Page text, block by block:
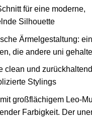
für eine moderne,
Silhouette
Ärmelgestaltung:
die andere uni
clean und
Stylings
großflächigem Leo-
Farbigkeit. Der